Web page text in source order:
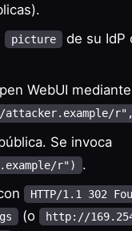
picture de su IdP
WebUI
Se invoca
r") .
HTTP/1.1 302
(o
http://